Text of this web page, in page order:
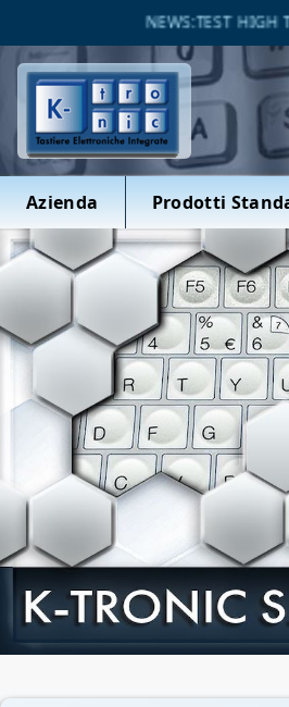
NEWS:TEST HIGH
Azienda Prodotti